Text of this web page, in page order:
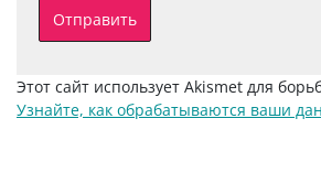
Этот сайт использует Akismet для
Узнайте, как обрабатываются ваши